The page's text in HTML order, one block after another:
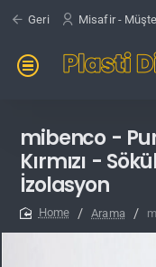
Geri Misafir -
mibenco -
Kırmızı -
İzolasyon
Arama